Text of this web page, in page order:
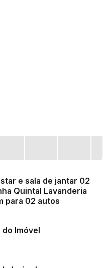
e sala de jantar 02
Quintal Lavanderia
para 02 autos
do Imóvel